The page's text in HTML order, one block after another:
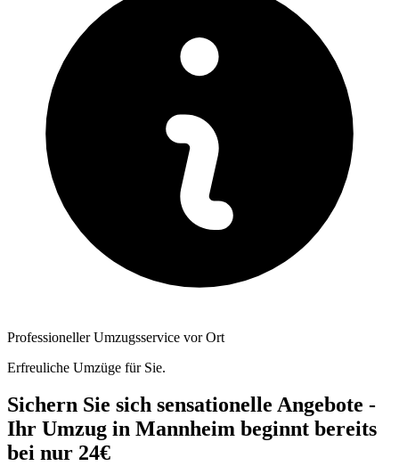
Professioneller Umzugsservice vor Ort
Erfreuliche Umzüge für Sie.
Sichern Sie sich sensationelle Angebote -
Ihr Umzug in Mannheim beginnt bereits
bei nur 24€